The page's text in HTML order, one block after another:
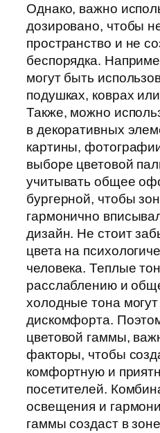
Однако, важно
дозировано, чтобы
пространство и не
беспорядка.
могут быть
подушках, коврах
Также, можно
в декоративных
картины,
выборе цветовой
учитывать общее
бургерной, чтобы
гармонично
дизайн. Не стоит
цвета на
человека. Теплые
расслаблению и
холодные тона
дискомфорта.
цветовой гаммы,
факторы, чтобы
комфортную и
посетителей.
освещения и
гаммы создаст в